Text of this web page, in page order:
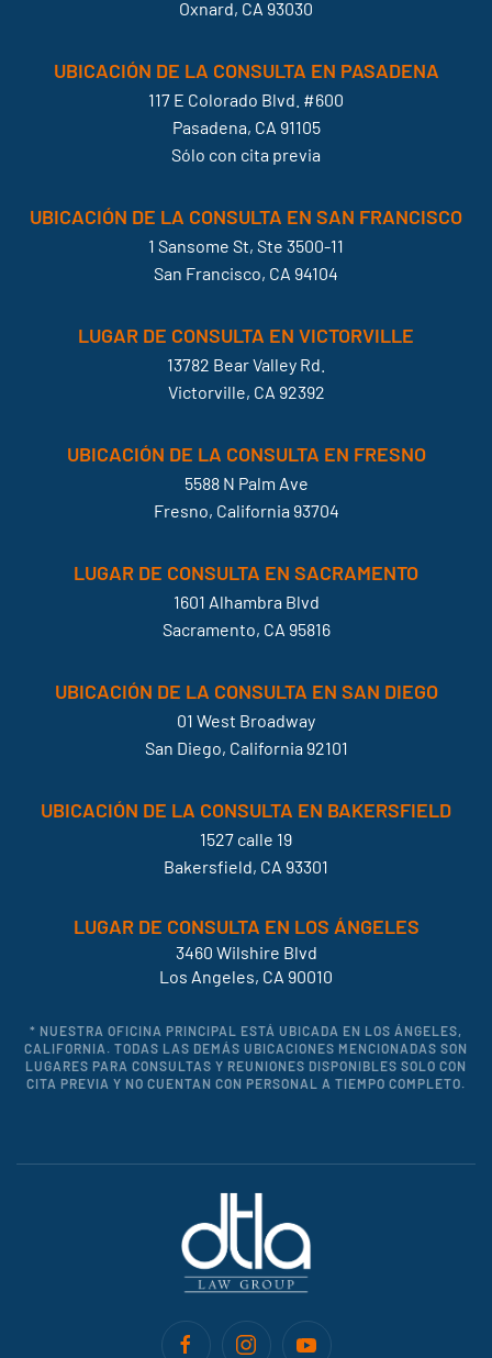
Oxnard, CA 93030
UBICACIÓN DE LA CONSULTA EN PASADENA
117 E Colorado Blvd. #600
Pasadena, CA 91105
Sólo con cita previa
UBICACIÓN DE LA CONSULTA EN SAN FRANCISCO
1 Sansome St, Ste 3500-11
San Francisco, CA 94104
LUGAR DE CONSULTA EN VICTORVILLE
13782 Bear Valley Rd.
Victorville, CA 92392
UBICACIÓN DE LA CONSULTA EN FRESNO
5588 N Palm Ave
Fresno, California 93704
LUGAR DE CONSULTA EN SACRAMENTO
1601 Alhambra Blvd
Sacramento, CA 95816
UBICACIÓN DE LA CONSULTA EN SAN DIEGO
01 West Broadway
San Diego, California 92101
UBICACIÓN DE LA CONSULTA EN BAKERSFIELD
1527 calle 19
Bakersfield, CA 93301
LUGAR DE CONSULTA EN LOS ÁNGELES
3460 Wilshire Blvd
Los Angeles, CA 90010
* NUESTRA OFICINA PRINCIPAL ESTÁ UBICADA EN LOS ÁNGELES,
CALIFORNIA. TODAS LAS DEMÁS UBICACIONES MENCIONADAS SON
LUGARES PARA CONSULTAS Y REUNIONES DISPONIBLES SOLO CON
CITA PREVIA Y NO CUENTAN CON PERSONAL A TIEMPO COMPLETO.